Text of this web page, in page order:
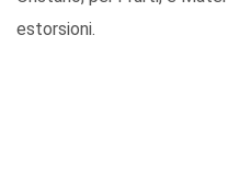
estorsioni.